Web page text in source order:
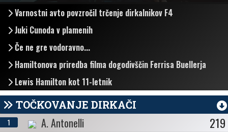
Varnostni avto povzročil trčenje dirkalnikov F4
Juki Cunoda v plamenih
Če ne gre vodoravno...
Hamiltonova priredba filma dogodivščin Ferrisa Buellerja
Lewis Hamilton kot 11-letnik
TOČKOVANJE DIRKAČI
1 A. Antonelli 219